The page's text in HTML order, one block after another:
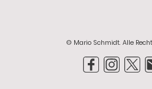
© Mario Schmidt. Alle